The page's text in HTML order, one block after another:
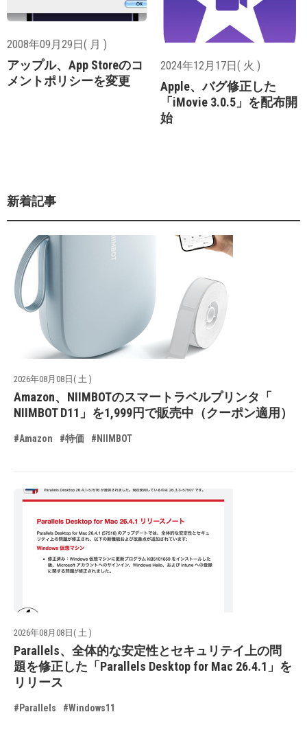
2008年09月29日( 月 )
アップル、App Storeのコ
メントポリシーを変更
2024年12月17日( 火 )
Apple、バグ修正した
「iMovie 3.0.5」を配布開
始
新着記事
2026年08月08日( 土 )
Amazon、NIIMBOTのスマートラベルプリンタ「
NIIMBOT D11」を1,999円で販売中（クーポン適用）
#Amazon #特価 #NIIMBOT
2026年08月08日( 土 )
Parallels、全体的な安定性とセキュリテイ上の問
題を修正した「Parallels Desktop for Mac 26.4.1」を
リリース
#Parallels #Windows11